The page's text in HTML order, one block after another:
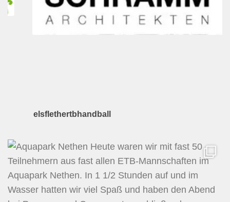
elsflethertbhandball